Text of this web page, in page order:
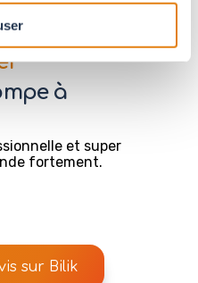
à
et super
fortement.
sur Bilik